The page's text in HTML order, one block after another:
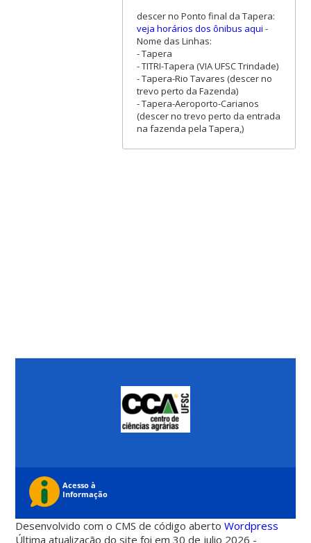
descer no Ponto final da Tapera:
veja horários dos ônibus aqui -
Nome das Linhas:
- Tapera
- TITRI-Tapera (VIA UFSC Trindade)
- Tapera-Rio Tavares (descer no
trevo perto da Fazenda)
- Tapera-Aeroporto-Carianos
(descer no trevo perto da entrada
na fazenda pela Tapera,)
Desenvolvido com o CMS de código abertoWordpress
Última atualização do site foi em 30 de julio 2026 -